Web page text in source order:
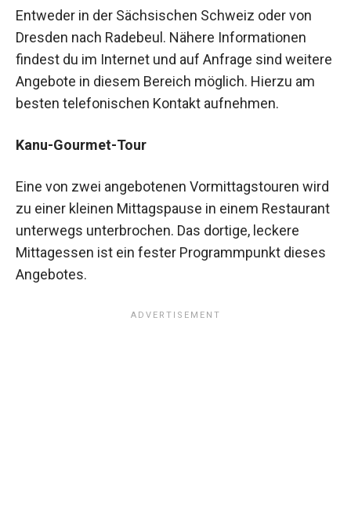
Entweder in der Sächsischen Schweiz oder von
Dresden nach Radebeul. Nähere Informationen
findest du im Internet und auf Anfrage sind weitere
Angebote in diesem Bereich möglich. Hierzu am
besten telefonischen Kontakt aufnehmen.
Kanu-Gourmet-Tour
Eine von zwei angebotenen Vormittagstouren wird
zu einer kleinen Mittagspause in einem Restaurant
unterwegs unterbrochen. Das dortige, leckere
Mittagessen ist ein fester Programmpunkt dieses
Angebotes.